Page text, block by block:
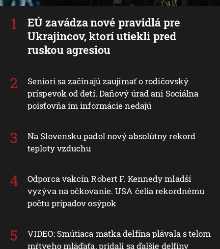
EÚ zavádza nové pravidlá pre
Ukrajincov, ktorí utiekli pred
ruskou agresiou
Seniori sa začínajú zaujímať o rodičovský
príspevok od detí. Daňový úrad ani Sociálna
poisťovňa im informácie nedajú
Na Slovensku padol nový absolútny rekord
teploty vzduchu
Odporca vakcín Robert F. Kennedy mladší
vyzýva na očkovanie. USA čelia rekordnému
počtu prípadov osýpok
VIDEO: Smútiaca matka delfína plávala s telom
mŕtveho mláďaťa, pridali sa ďalšie delfíny